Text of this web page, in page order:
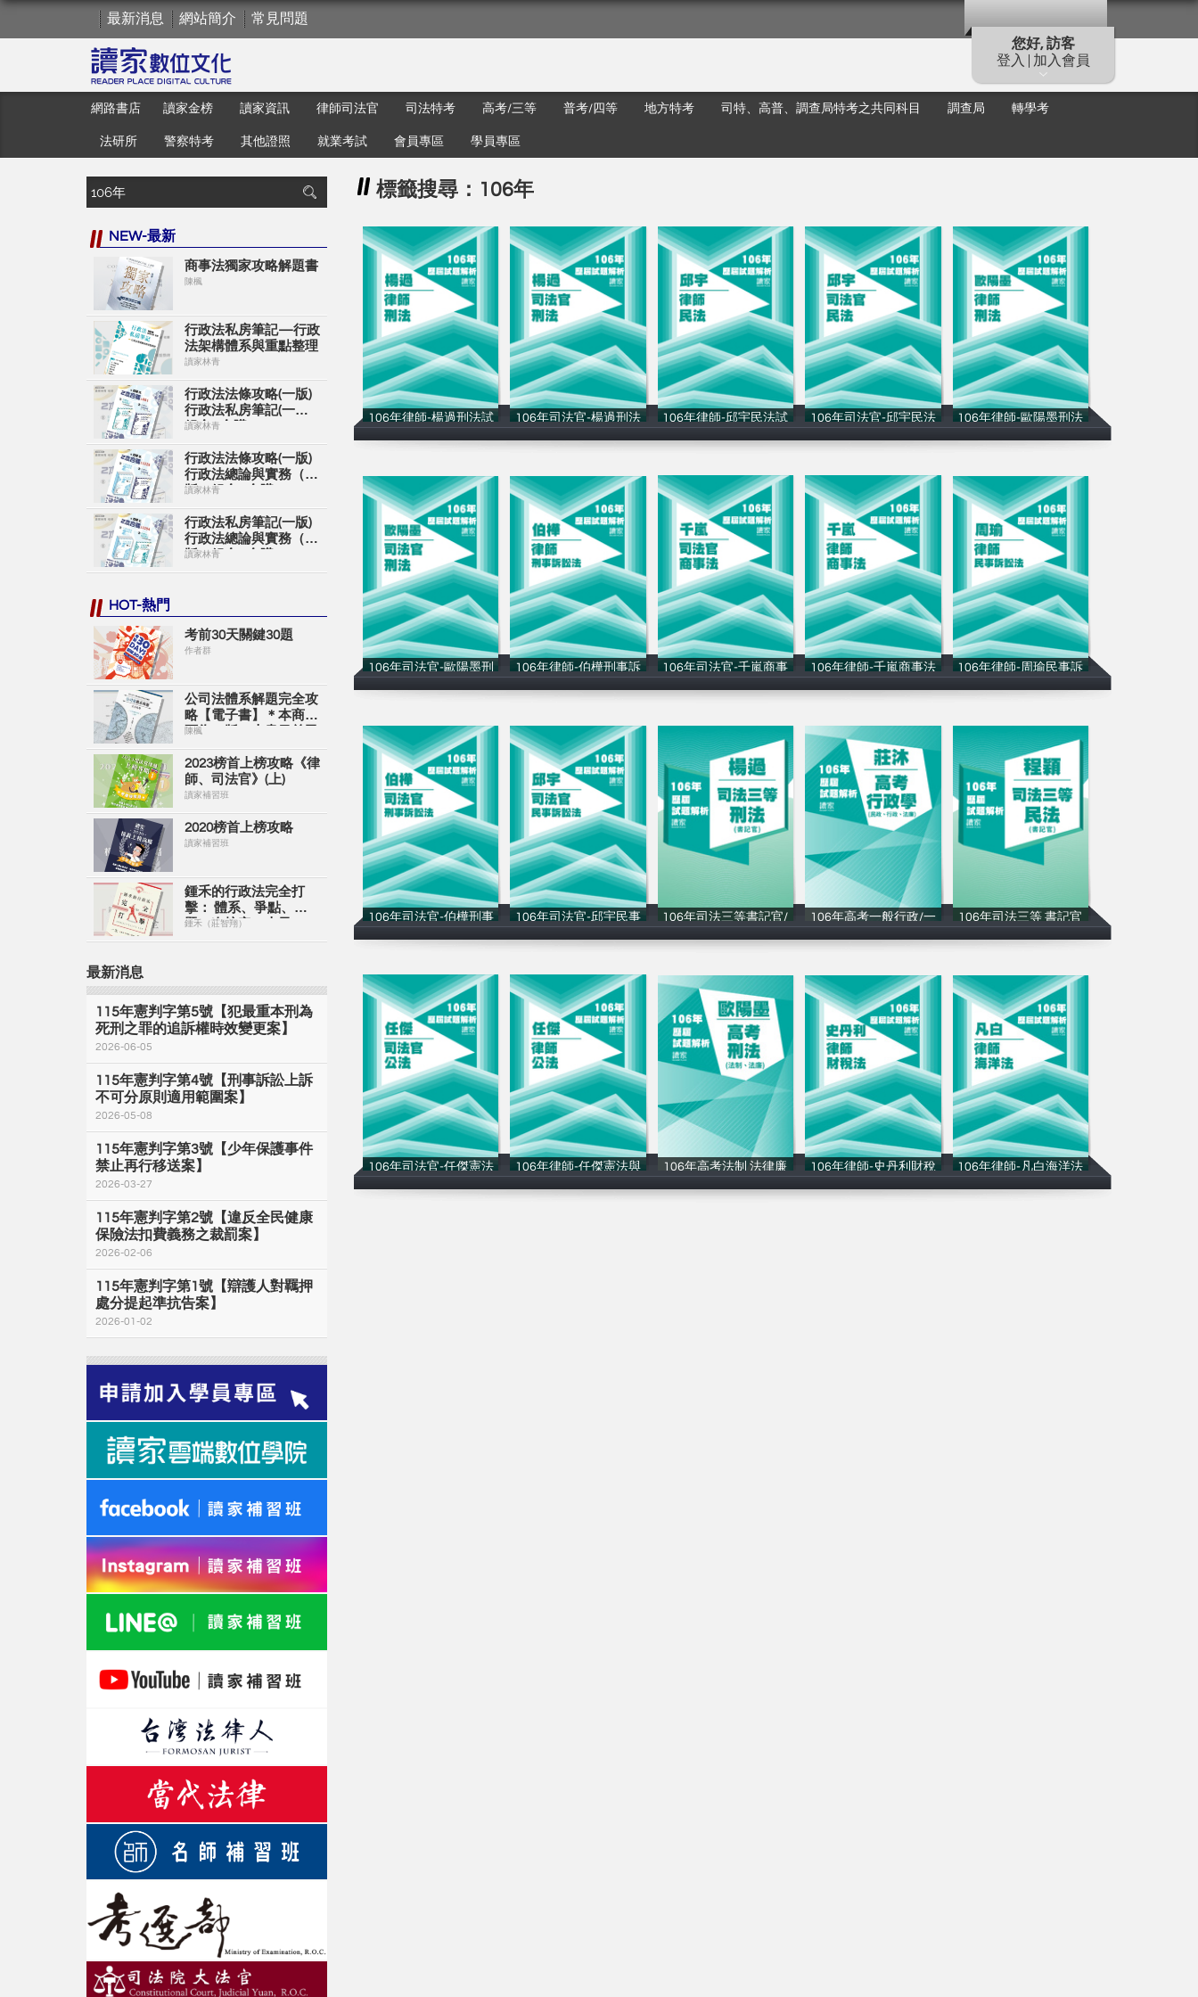
您好, 訪客
登入 | 加入會員
最新消息 網站簡介 常見問題
網路書店 讀家金榜 讀家資訊 律師司法官 司法特考 高考/三等 普考/四等 地方特考 司特、高普、調查局特考之共同科目 調查局 轉學考
法研所 警察特考 其他證照 就業考試 會員專區 學員專區
標籤搜尋：106年
106年律師-楊過刑法試
讀家補習班
106年司法官-楊過刑法
讀家補習班
106年律師-邱宇民法試
讀家補習班
106年司法官-邱宇民法
讀家補習班
106年律師-歐陽墨刑法
讀家補習班
106年司法官-歐陽墨刑
讀家補習班
106年律師-伯樺刑事訴
讀家補習班
106年司法官-千嵐商事
讀家補習班
106年律師-千嵐商事法
讀家補習班
106年律師-周瑜民事訴
讀家補習班
106年司法官-伯樺刑事
讀家補習班
106年司法官-邱宇民事
讀家補習班
106年司法三等書記官/
讀家補習班
106年⾼考一般行政/一
讀家補習班
106年司法三等 書記官
讀家補習班
106年司法官-任傑憲法
讀家補習班
106年律師-任傑憲法與
讀家補習班
106年⾼考法制 法律廉
讀家補習班
106年律師-史丹利財稅
讀家補習班
106年律師-凡白海洋法
讀家補習班
NEW-最新
商事法獨家攻略解題書
陳楓
行政法私房筆記—行政
法架構體系與重點整理
讀家林青
行政法法條攻略(一版)
行政法私房筆記(一版)
組合A合購
讀家林青
行政法法條攻略(一版)
行政法總論與實務（二
版）組合B合購
讀家林青
行政法私房筆記(一版)
行政法總論與實務（二
版）組合C合購
讀家林青
HOT-熱門
考前30天關鍵30題
作者群
公司法體系解題完全攻
略【電子書】＊本商品
頁為一版＊本書目前已
出新版＊購買時請留意
＊
陳楓
2023榜首上榜攻略《律
師、司法官》(上)
讀家補習班
2020榜首上榜攻略
讀家補習班
鍾禾的行政法完全打
擊： 體系、爭點、解
題一次搞定（上冊）
【電子書】
鍾禾（莊智翔）
最新消息
115年憲判字第5號【犯最重本刑為
死刑之罪的追訴權時效變更案】
2026-06-05
115年憲判字第4號【刑事訴訟上訴
不可分原則適用範圍案】
2026-05-08
115年憲判字第3號【少年保護事件
禁止再行移送案】
2026-03-27
115年憲判字第2號【違反全民健康
保險法扣費義務之裁罰案】
2026-02-06
115年憲判字第1號【辯護人對羈押
處分提起準抗告案】
2026-01-02